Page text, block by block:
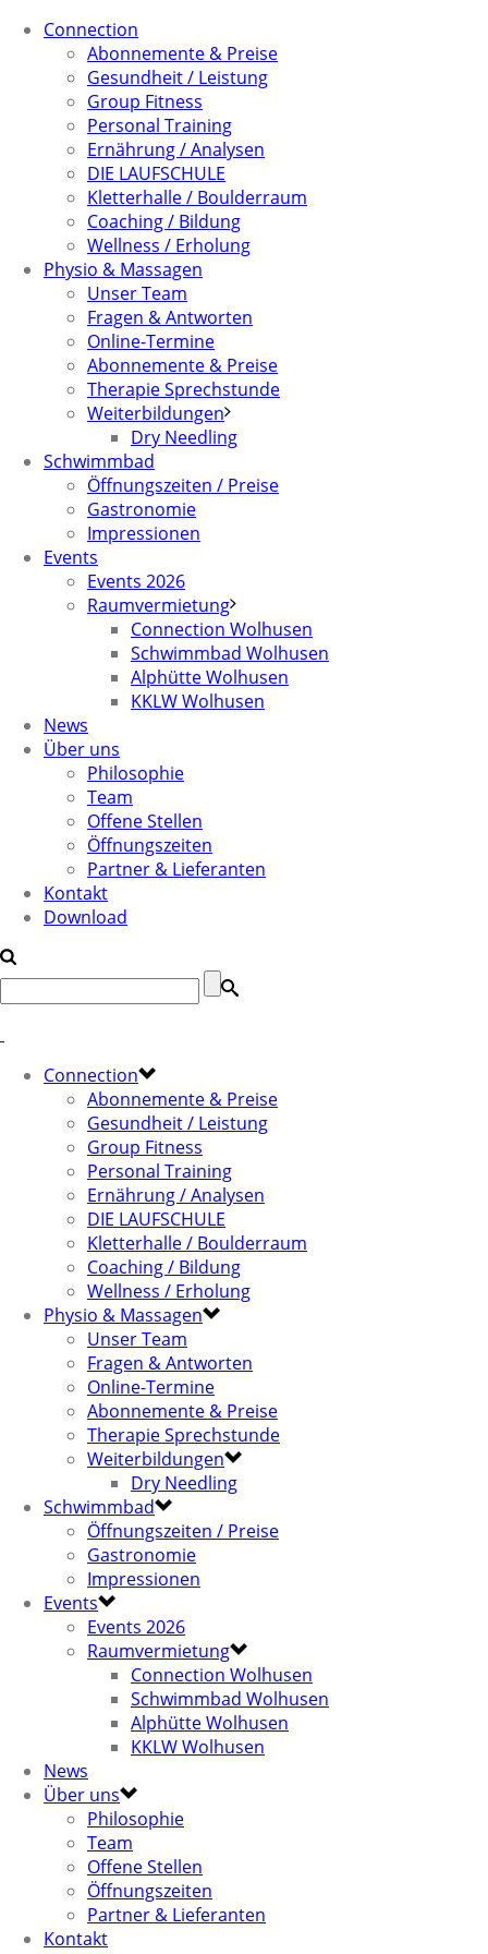
Connection
Abonnemente & Preise
Gesundheit / Leistung
Group Fitness
Personal Training
Ernährung / Analysen
DIE LAUFSCHULE
Kletterhalle / Boulderraum
Coaching / Bildung
Wellness / Erholung
Physio & Massagen
Unser Team
Fragen & Antworten
Online-Termine
Abonnemente & Preise
Therapie Sprechstunde
Weiterbildungen
Dry Needling
Schwimmbad
Öffnungszeiten / Preise
Gastronomie
Impressionen
Events
Events 2026
Raumvermietung
Connection Wolhusen
Schwimmbad Wolhusen
Alphütte Wolhusen
KKLW Wolhusen
News
Über uns
Philosophie
Team
Offene Stellen
Öffnungszeiten
Partner & Lieferanten
Kontakt
Download
Connection
Abonnemente & Preise
Gesundheit / Leistung
Group Fitness
Personal Training
Ernährung / Analysen
DIE LAUFSCHULE
Kletterhalle / Boulderraum
Coaching / Bildung
Wellness / Erholung
Physio & Massagen
Unser Team
Fragen & Antworten
Online-Termine
Abonnemente & Preise
Therapie Sprechstunde
Weiterbildungen
Dry Needling
Schwimmbad
Öffnungszeiten / Preise
Gastronomie
Impressionen
Events
Events 2026
Raumvermietung
Connection Wolhusen
Schwimmbad Wolhusen
Alphütte Wolhusen
KKLW Wolhusen
News
Über uns
Philosophie
Team
Offene Stellen
Öffnungszeiten
Partner & Lieferanten
Kontakt